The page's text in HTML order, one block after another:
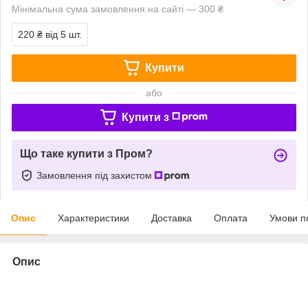
Мінімальна сума замовлення на сайті — 300 ₴
220 ₴ від 5 шт.
Купити
або
Купити з
Що таке купити з Пром?
Замовлення під захистом
Опис Характеристики Доставка Оплата Умови
Опис